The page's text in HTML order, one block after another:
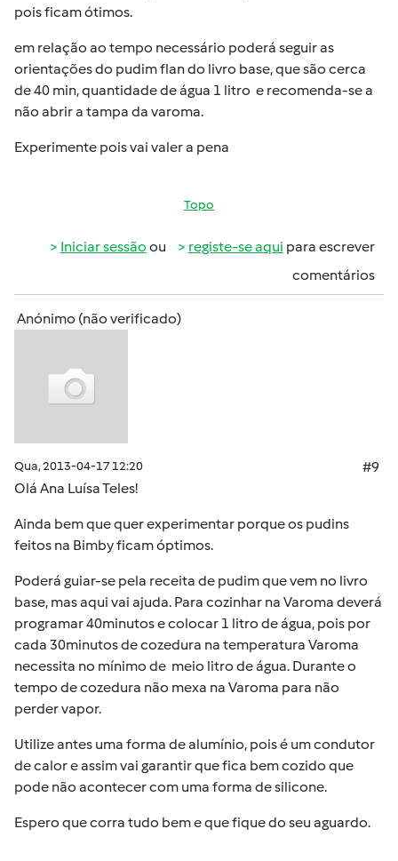
pois ficam ótimos.
em relação ao tempo necessário poderá seguir as
orientações do pudim flan do livro base, que são cerca
de 40 min, quantidade de água 1 litro e recomenda-se a
não abrir a tampa da varoma.
Experimente pois vai valer a pena
Topo
Iniciar sessão ou registe-se aqui para escrever
comentários
Anónimo (não verificado)
Qua, 2013-04-17 12:20
#9
Olá Ana Luísa Teles!
Ainda bem que quer experimentar porque os pudins
feitos na Bimby ficam óptimos.
Poderá guiar-se pela receita de pudim que vem no livro
base, mas aqui vai ajuda. Para cozinhar na Varoma deverá
programar 40minutos e colocar 1 litro de água, pois por
cada 30minutos de cozedura na temperatura Varoma
necessita no mínimo de meio litro de água. Durante o
tempo de cozedura não mexa na Varoma para não
perder vapor.
Utilize antes uma forma de alumínio, pois é um condutor
de calor e assim vai garantir que fica bem cozido que
pode não acontecer com uma forma de silicone.
Espero que corra tudo bem e que fique do seu aguardo.